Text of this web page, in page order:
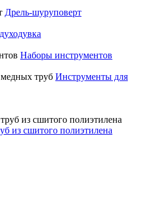
Дрель-шуруповерт
Наборы инструментов
Инструменты для
из сшитого полиэтилена